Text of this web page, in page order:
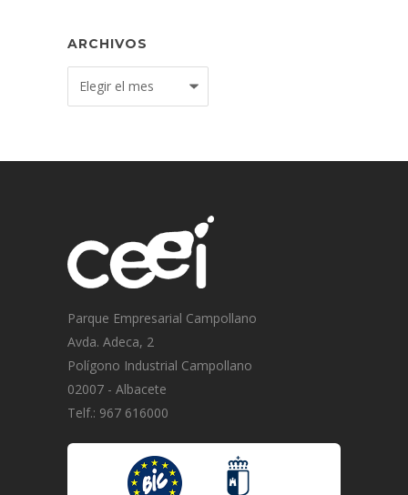
ARCHIVOS
Archivos
Parque Empresarial Campollano
Avda. Adeca, 2
Polígono Industrial Campollano
02007 - Albacete
Telf.: 967 616000